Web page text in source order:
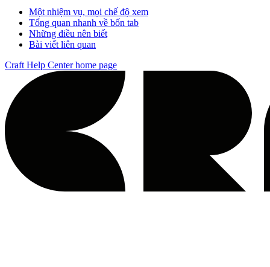
Một nhiệm vụ, mọi chế độ xem
Tổng quan nhanh về bốn tab
Những điều nên biết
Bài viết liên quan
Craft Help Centerhome page